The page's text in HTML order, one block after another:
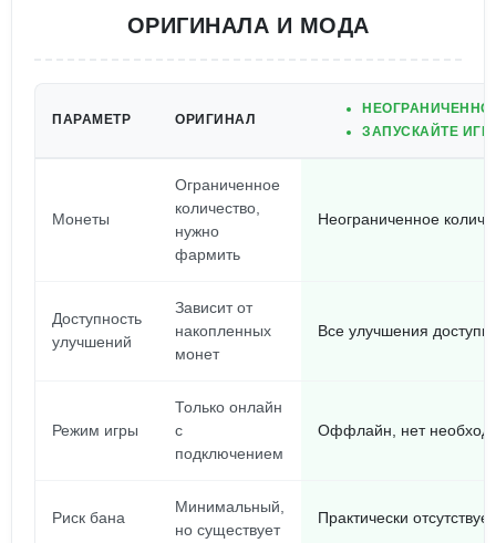
ОРИГИНАЛА И МОДА
ПАРАМЕТР ОРИГИНАЛ
ЗАПУСКАЙТЕ
Монеты
Ограниченное
количество,
нужно
фармить
Неограниченное
Доступность
улучшений
Зависит от
накопленных
монет
Все улучшения
Режим игры
Только онлайн
с
подключением
Оффлайн, нет
Риск бана
Минимальный,
но существует
Практически